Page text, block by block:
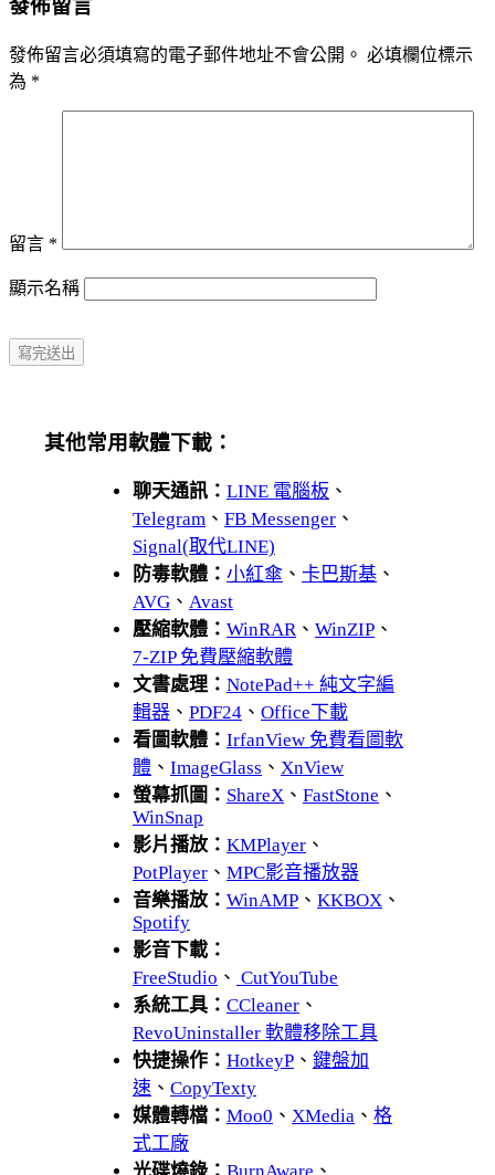
發佈留言
發佈留言必須填寫的電子郵件地址不會公開。 必填欄位標示
為 *
留言 *
顯示名稱
其他常用軟體下載：
聊天通訊： LINE 電腦板 、
Telegram 、 FB Messenger 、
Signal(取代LINE)
防毒軟體： 小紅傘 、 卡巴斯基 、
AVG 、 Avast
壓縮軟體： WinRAR、 WinZIP 、
7-ZIP 免費壓縮軟體
文書處理： NotePad++ 純文字編
輯器 、 PDF24 、 Office下載
看圖軟體： IrfanView 免費看圖軟
體 、 ImageGlass 、 XnView
螢幕抓圖： ShareX 、 FastStone 、
WinSnap
影片播放： KMPlayer 、
PotPlayer 、 MPC影音播放器
音樂播放： WinAMP 、 KKBOX 、
Spotify
影音下載：
FreeStudio 、 CutYouTube
系統工具： CCleaner 、
RevoUninstaller 軟體移除工具
快捷操作： HotkeyP 、 鍵盤加
速 、 CopyTexty
媒體轉檔： Moo0 、 XMedia 、 格
式工廠